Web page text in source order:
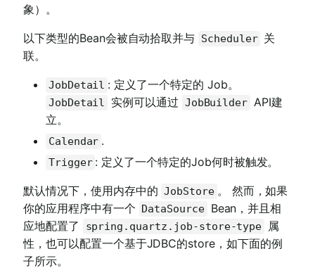
象）。
以下类型的Bean会被自动拾取并与 Scheduler 关
联。
JobDetail : 定义了一个特定的 Job。
JobDetail 实例可以通过 JobBuilder API建
立。
Calendar .
Trigger : 定义了一个特定的Job何时被触发。
默认情况下，使用内存中的 JobStore 。 然而，如果
你的应用程序中有一个 DataSource Bean，并且相
应地配置了
spring.quartz.job-store-type
属
性，也可以配置一个基于JDBC的store，如下面的例
子所示。